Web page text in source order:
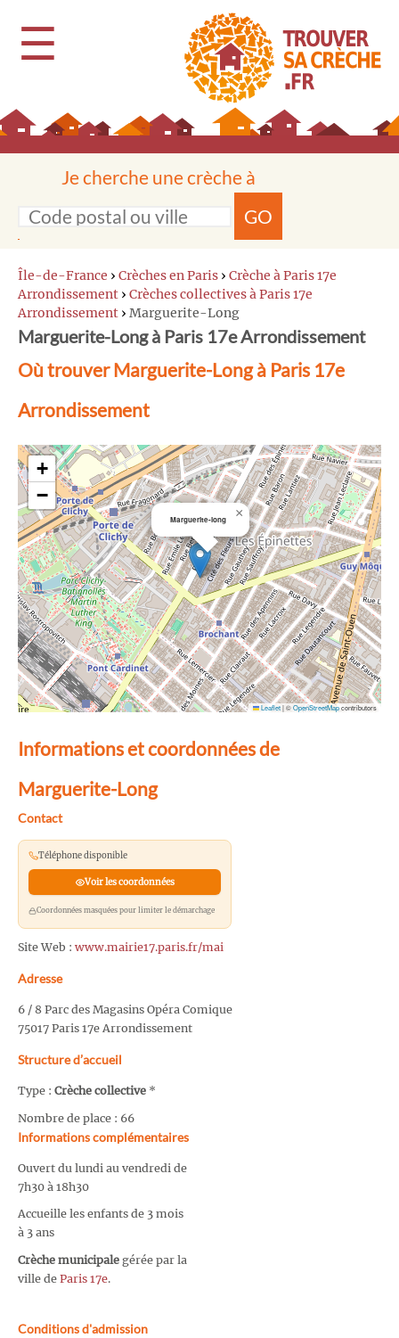
☰
Je cherche une crèche à
GO
Île-de-France › Crèches en Paris › Crèche à Paris 17e
Arrondissement › Crèches collectives à Paris 17e
Arrondissement › Marguerite-Long
Marguerite-Long à Paris 17e Arrondissement
Où trouver Marguerite-Long à Paris 17e
Arrondissement
Marguerite-long ×
+
−
Leaflet|©OpenStreetMapcontributors
Informations et coordonnées de
Marguerite-Long
Contact
Téléphone disponible
Voir les coordonnées
Coordonnées masquées pour limiter le démarchage
Site Web : www.mairie17.paris.fr/mai
Adresse
6 / 8 Parc des Magasins Opéra Comique
75017 Paris 17e Arrondissement
Structure d’accueil
Type : Crèche collective *
Nombre de place : 66
Informations complémentaires
Ouvert du lundi au vendredi de
7h30 à 18h30
Accueille les enfants de 3 mois
à 3 ans
Crèche municipale gérée par la
ville de Paris 17e.
Conditions d'admission